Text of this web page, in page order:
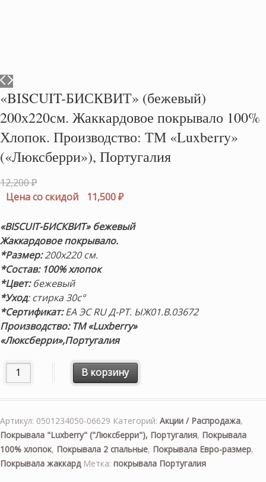
«BISCUIT-БИСКВИТ» (бежевый)
200х220см. Жаккардовое покрывало 100%
Хлопок. Производство: ТМ «Luxberry»
(«Люксберри»), Португалия
12,200₽Первоначальная
цена
12,200 ₽.
Цена со скидой 11,500₽Текущая
11,500 ₽.
«BISCUIT-БИСКВИТ» бежевый
Жаккардовое покрывало.
*Размер:200х220 см.
*Состав: 100% хлопок
*Цвет:бежевый
*Уход: стирка 30с°
*Сертификат:ЕА ЭС RU Д-РТ. ЫЖ01.В.03672
Производство: ТМ «Luxberry»
«Люксберри»,Португалия
Количество товара «BISCUIT-БИСКВИТ» (бежевый)
В корзину
Артикул: 0501234050-06629 Категорий: Акции / Распродажа,
Покрывала "Luxberry" ("Люксберри"), Португалия, Покрывала
100% хлопок, Покрывала 2 спальные, Покрывала Евро-размер,
Покрывала жаккард Метка: покрывала Португалия